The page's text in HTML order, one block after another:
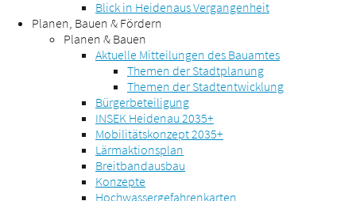
Blick in Heidenaus Vergangenheit
Planen, Bauen & Fördern
Planen & Bauen
Aktuelle Mitteilungen des Bauamtes
Themen der Stadtplanung
Themen der Stadtentwicklung
Bürgerbeteiligung
INSEK Heidenau 2035+
Mobilitätskonzept 2035+
Lärmaktionsplan
Breitbandausbau
Konzepte
Hochwassergefahrenkarten